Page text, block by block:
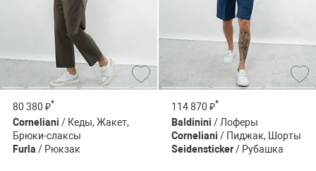
80 380 ₽*
Corneliani / Кеды, Жакет,
Брюки-слаксы
Furla / Рюкзак
114 870 ₽*
Baldinini / Лоферы
Corneliani / Пиджак, Шорты
Seidensticker/ Рубашка